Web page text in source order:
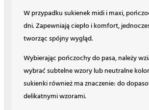
W przypadku sukienek midi i maxi,
dni. Zapewniają ciepło i komfort,
tworząc spójny wygląd.
Wybierając pończochy do pasa, należy
wybrać subtelne wzory lub neutralne
sukienki również ma znaczenie: do
delikatnymi wzorami.